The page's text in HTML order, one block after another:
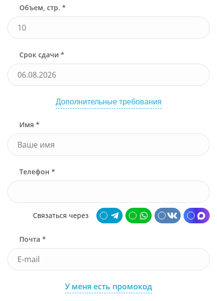
Объем, стр. *
Срок сдачи *
Дополнительные требования
Имя *
Телефон *
Связаться через
Почта *
У меня есть промокод